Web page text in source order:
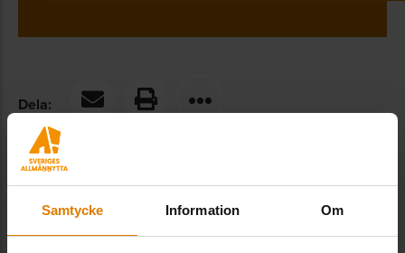
Samtycke Information Om
Dela: